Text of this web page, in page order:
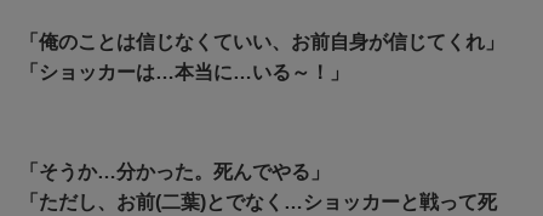
「俺のことは信じなくていい、お前自身が信じてくれ」
「ショッカーは…本当に…いる～！」
「そうか…分かった。死んでやる」
「ただし、お前(二葉)とでなく…ショッカーと戦って死